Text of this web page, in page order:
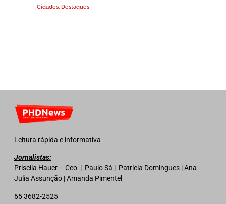
Cidades Destaques
Leitura rápida e informativa
Jornalistas:
Priscila Hauer – Ceo | Paulo Sá | Patrícia Domingues | Ana
Julia Assunção | Amanda Pimentel
65 3682-2525